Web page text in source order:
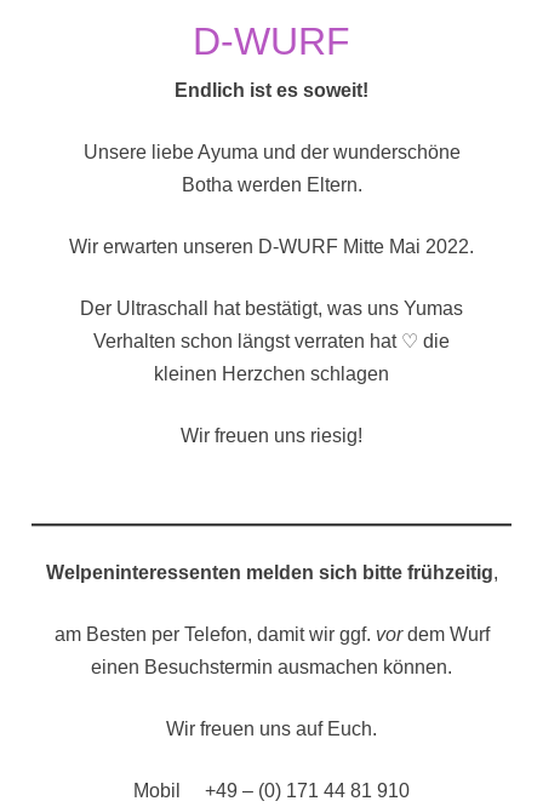
D-WURF
Endlich ist es soweit!
Unsere liebe Ayuma und der wunderschöne
Botha werden Eltern.
Wir erwarten unseren D-WURF Mitte Mai 2022.
Der Ultraschall hat bestätigt, was uns Yumas
Verhalten schon längst verraten hat ♡ die
kleinen Herzchen schlagen
Wir freuen uns riesig!
Welpeninteressenten melden sich bitte frühzeitig,
am Besten per Telefon, damit wir ggf. vordem Wurf
einen Besuchstermin ausmachen können.
Wir freuen uns auf Euch.
Mobil +49 – (0) 171 44 81 910